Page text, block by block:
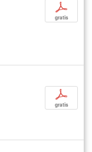
p
gratis
p
gratis